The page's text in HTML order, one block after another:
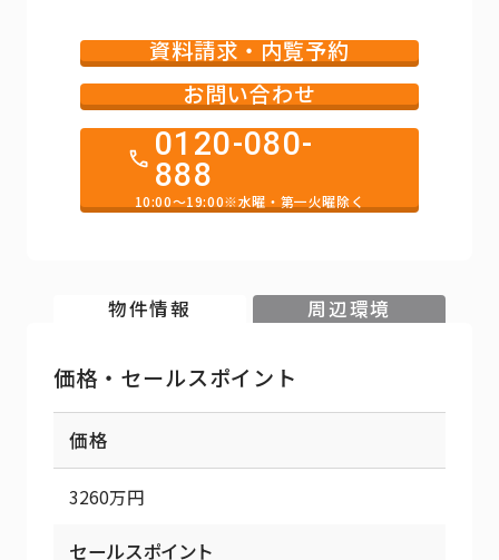
資料請求・内覧予約
お問い合わせ
0120-080-
888
10:00～19:00※水曜・第一火曜除く
物件情報 周辺環境
価格・セールスポイント
価格
3260万円
セールスポイント